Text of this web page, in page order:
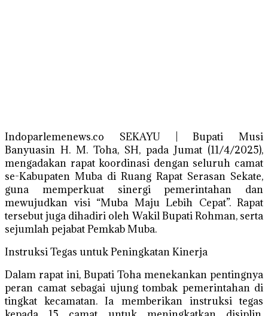
Indoparlemenews.co SEKAYU | Bupati Musi
Banyuasin H. M. Toha, SH, pada Jumat (11/4/2025),
mengadakan rapat koordinasi dengan seluruh camat
se-Kabupaten Muba di Ruang Rapat Serasan Sekate,
guna memperkuat sinergi pemerintahan dan
mewujudkan visi “Muba Maju Lebih Cepat”. Rapat
tersebut juga dihadiri oleh Wakil Bupati Rohman, serta
sejumlah pejabat Pemkab Muba.
Instruksi Tegas untuk Peningkatan Kinerja
Dalam rapat ini, Bupati Toha menekankan pentingnya
peran camat sebagai ujung tombak pemerintahan di
tingkat kecamatan. Ia memberikan instruksi tegas